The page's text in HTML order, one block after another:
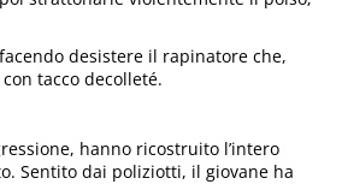
desistere il rapinatore che,
tacco decolleté.
hanno ricostruito l’intero
Sentito dai poliziotti, il giovane ha